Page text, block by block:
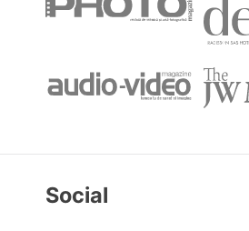
Social